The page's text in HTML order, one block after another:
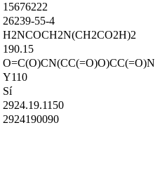
15676222
26239-55-4
H2NCOCH2N(CH2CO2H)2
190.15
O=C(O)CN(CC(=O)O)CC(=O)N
Y110
Sí
2924.19.1150
2924190090